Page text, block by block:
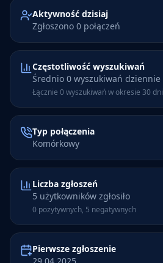
Aktywność dzisiaj
Zgłoszono 0 połączeń
Częstotliwość wyszukiwań
Średnio 0 wyszukiwań dziennie
Łącznie 0 wyszukiwań w okresie 30 dni
Typ połączenia
Komórkowy
Liczba zgłoszeń
5 użytkowników zgłosiło
0 pozytywnych, 5 negatywnych
Pierwsze zgłoszenie